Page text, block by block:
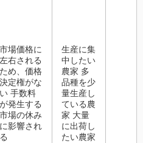
市場価格に
左右される
ため、価格
決定権がな
い 手数料
が発生する
市場の休み
に影響され
る
生産に集
中したい
農家 多
品種を少
量生産し
ている農
家 大量
に出荷し
たい農家